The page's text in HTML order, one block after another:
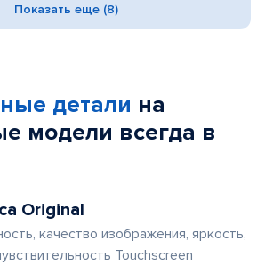
Показать еще (8)
детали на
модели всегда в
Original
качество изображения, яркость,
Touchscreen